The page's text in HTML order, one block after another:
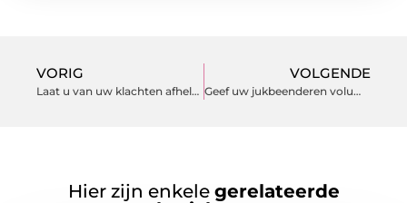
VORIG
Laat u van uw klachten afhelpen middels fysiotherapie in Den Haag
VOLGENDE
Geef uw jukbeenderen volume met fillers
Hier zijn enkele gerelateerde